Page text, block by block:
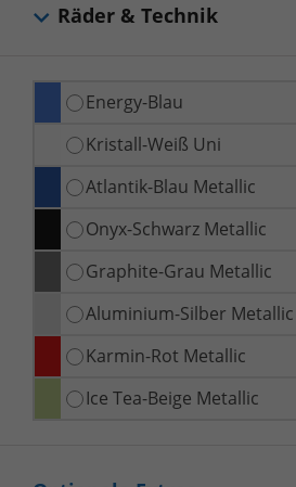
Energy-Blau
Kristall-Weiß Uni
Atlantik-Blau Metallic
Onyx-Schwarz Metallic
Graphite-Grau Metallic
Aluminium-Silber Metallic
Karmin-Rot Metallic
Ice Tea-Beige Metallic
Räder & Technik